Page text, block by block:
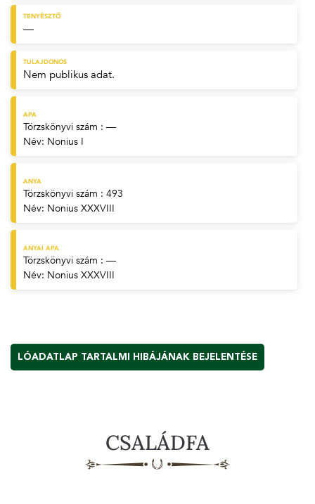
TENYÉSZTŐ
—
TULAJDONOS
Nem publikus adat.
APA
Törzskönyvi szám : —
Név: Nonius I
ANYA
Törzskönyvi szám : 493
Név: Nonius XXXVIII
ANYAI APA
Törzskönyvi szám : —
Név: Nonius XXXVIII
LÓADATLAP TARTALMI HIBÁJÁNAK BEJELENTÉSE
CSALÁDFA